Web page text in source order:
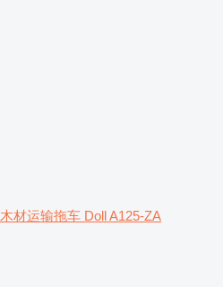
木材运输拖车 Doll A125-ZA